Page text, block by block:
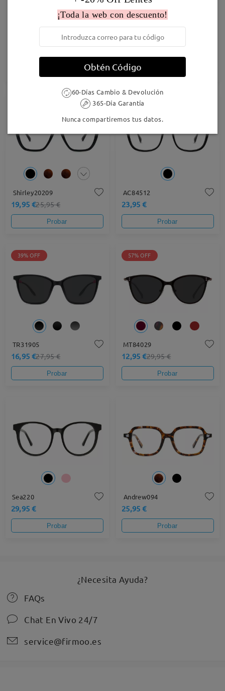
F4126
Shirley20209
19,95 €25,95 €
Probar
AC84512
23,95 €
Probar
39% OFF
TR31905
16,95 €27,95 €
Probar
57% OFF
MT84029
12,95 €29,95 €
Probar
Sea220
29,95 €
Probar
Andrew094
25,95 €
Probar
¿Necesita Ayuda?
FAQs
Chat En Vivo 24/7
service@firmoo.es
¡Toda la web con descuento!
Obtén Código
60-Días Cambio & Devolución
365-Día Garantía
Nunca compartiremos tus datos.